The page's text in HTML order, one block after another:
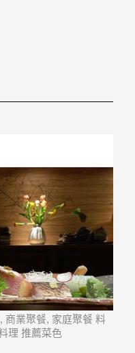
商業聚餐, 家庭聚餐 料
理 推薦菜色